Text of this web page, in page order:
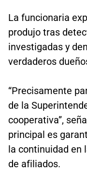
La funcionaria
produjo tras
investigadas y
verdaderos
“Precisamente
de la
cooperativa”,
principal es
la continuidad en
de afiliados.